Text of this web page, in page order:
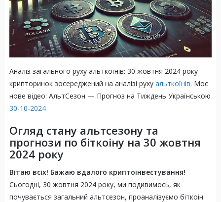
Аналіз загального руху альткоїнів: 30 жовтня 2024 року
крипторинок зосереджений на аналізі руху альткоїнів. Моє
нове відео: АльтСезон — Прогноз на Тиждень Українською
30-10-2024
Огляд стану альтсезону та
прогнози по біткоіну на 30 жовтня
2024 року
Вітаю всіх! Бажаю вдалого криптоінвестування!
Сьогодні, 30 жовтня 2024 року, ми подивимось, як
почувається загальний альтсезон, проаналізуємо біткоін